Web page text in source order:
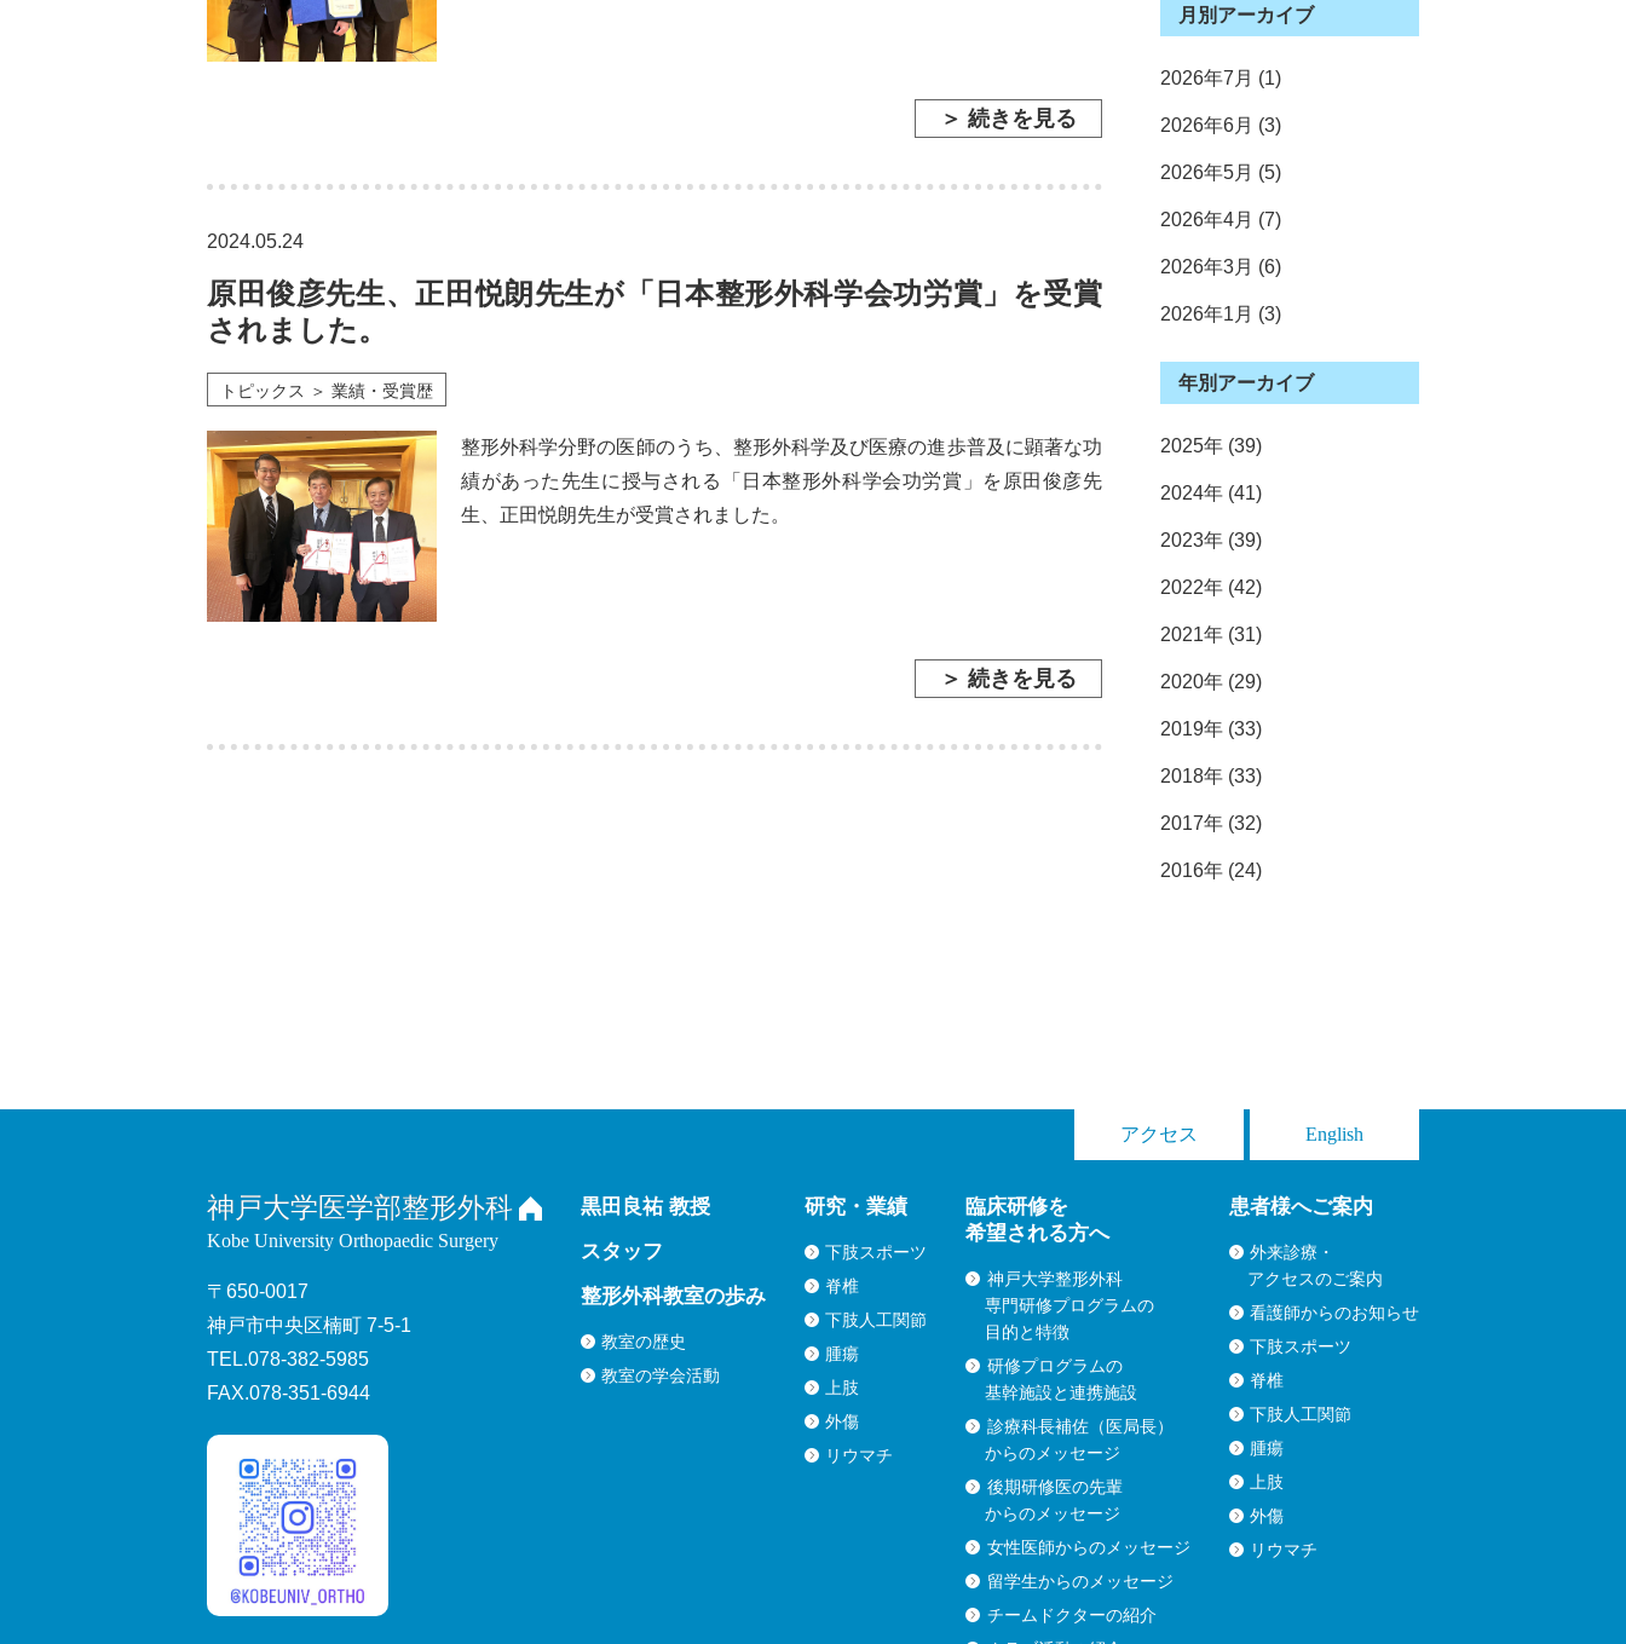
月別アーカイブ
2026年7月 (1)
2026年6月 (3)
2026年5月 (5)
2026年4月 (7)
2026年3月 (6)
2026年1月 (3)
2025年12月 (4)
2025年11月 (3)
2025年10月 (4)
2025年9月 (2)
2025年7月 (3)
2025年6月 (3)
2025年5月 (5)
2025年4月 (3)
2025年3月 (4)
2025年2月 (4)
2025年1月 (4)
2024年12月 (2)
2024年11月 (1)
2024年10月 (9)
2024年9月 (2)
2024年8月 (1)
2024年7月 (7)
2024年6月 (3)
2024年5月 (2)
2024年4月 (10)
2024年3月 (1)
2024年2月 (2)
2024年1月 (1)
2023年12月 (4)
2023年11月 (4)
2023年10月 (2)
2023年9月 (2)
2023年8月 (2)
2023年7月 (4)
2023年5月 (7)
2023年4月 (5)
2023年3月 (5)
2023年2月 (2)
2023年1月 (2)
2022年12月 (2)
2022年11月 (4)
2022年10月 (4)
2022年9月 (4)
2022年7月 (3)
2022年6月 (3)
2022年5月 (3)
2022年4月 (9)
2022年3月 (4)
2022年2月 (3)
2022年1月 (3)
2021年12月 (2)
2021年11月 (2)
2021年10月 (2)
2021年9月 (1)
2021年8月 (2)
2021年7月 (4)
2021年6月 (2)
2021年5月 (7)
2021年4月 (6)
2021年3月 (1)
2021年1月 (2)
2020年12月 (3)
2020年11月 (6)
2020年10月 (1)
2020年9月 (5)
2020年8月 (1)
2020年7月 (2)
2020年6月 (2)
2020年5月 (4)
2020年4月 (1)
2020年2月 (2)
2020年1月 (2)
2019年12月 (3)
2019年11月 (2)
2019年10月 (1)
2019年9月 (3)
2019年8月 (1)
2019年7月 (2)
2019年6月 (3)
2019年5月 (6)
2019年4月 (5)
2019年3月 (3)
2019年2月 (3)
2019年1月 (1)
2018年12月 (2)
2018年11月 (5)
2018年10月 (2)
2018年9月 (3)
2018年7月 (1)
2018年6月 (5)
2018年5月 (7)
2018年4月 (4)
2018年3月 (1)
2018年2月 (2)
2018年1月 (1)
2017年12月 (2)
2017年11月 (3)
2017年10月 (4)
2017年9月 (3)
2017年8月 (1)
2017年7月 (3)
2017年6月 (6)
2017年5月 (4)
2017年4月 (3)
2017年3月 (2)
2017年2月 (1)
2016年12月 (1)
2016年11月 (1)
2016年10月 (2)
2016年9月 (4)
2016年8月 (1)
2016年7月 (4)
2016年6月 (3)
2016年5月 (4)
2016年4月 (4)
年別アーカイブ
2025年 (39)
2024年 (41)
2023年 (39)
2022年 (42)
2021年 (31)
2020年 (29)
2019年 (33)
2018年 (33)
2017年 (32)
2016年 (24)
＞ 続きを見る
2024.05.24
原田俊彦先生、正田悦朗先生が「日本整形外科学会功労賞」を受賞
されました。
トピックス ＞ 業績・受賞歴
整形外科学分野の医師のうち、整形外科学及び医療の進歩普及に顕著な功
績があった先生に授与される「日本整形外科学会功労賞」を原田俊彦先
生、正田悦朗先生が受賞されました。
＞ 続きを見る
アクセス English
神戸大学医学部整形外科
Kobe University Orthopaedic Surgery
〒650-0017
神戸市中央区楠町 7-5-1
TEL.078-382-5985
FAX.078-351-6944
黒田良祐 教授
スタッフ
整形外科教室の歩み
教室の歴史
教室の学会活動
研究・業績
下肢スポーツ
脊椎
下肢人工関節
腫瘍
上肢
外傷
リウマチ
臨床研修を
希望される方へ
神戸大学整形外科
専門研修プログラムの
目的と特徴
研修プログラムの
基幹施設と連携施設
診療科長補佐（医局長）
からのメッセージ
後期研修医の先輩
からのメッセージ
女性医師からのメッセージ
留学生からのメッセージ
チームドクターの紹介
患者様へご案内
外来診療・
アクセスのご案内
看護師からのお知らせ
下肢スポーツ
脊椎
下肢人工関節
腫瘍
上肢
外傷
リウマチ